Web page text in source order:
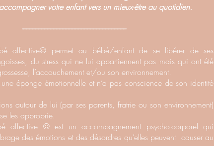
votre enfant vers un mieux-être au quotidien.
----------------------------------------------------------------------
affective© permet au bébé/enfant de se libérer de ses
du stress qui ne lui appartiennent pas mais qui ont été
l’accouchement et/ou son environnement.
une éponge émotionnelle et n’a pas conscience de son identité
autour de lui (par ses parents, fratrie ou son environnement)
les approprie.
affective ©est un accompagnement psycho-corporel qui
des émotions et des désordres qu’elles peuvent causer au